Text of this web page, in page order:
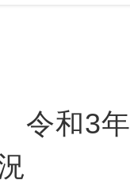
リリース
験公式サイト
故防止
震災等）の補償に
令和3